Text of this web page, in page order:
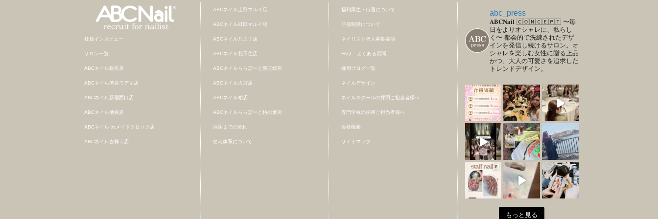
社員インタビュー
サロン一覧
ABCネイル銀座店
ABCネイル渋谷モディ店
ABCネイル新宿西口店
ABCネイル池袋店
ABCネイル カメイドクロック店
ABCネイル吉祥寺店
ABCネイル上野マルイ店
ABCネイル町田マルイ店
ABCネイル八王子店
ABCネイル北千住店
ABCネイルららぽーと新三郷店
ABCネイル大宮店
ABCネイル柏店
ABCネイルららぽーと柏の葉店
採用までの流れ
給与体系について
福利厚生・待遇について
研修制度について
ネイリスト求人募集要項
FAQ – よくある質問 –
採用ブログ一覧
ネイルデザイン
ネイルスクールの採用ご担当者様へ
専門学校の採用ご担当者様へ
会社概要
サイトマップ
abc_press
𝐀𝐁𝐂𝐍𝐚𝐢𝐥 🄲🄾🄽🄲🄴🄿🅃 〜毎
日をよりオシャレに、私らし
く〜 都会的で洗練されたデザ
インを発信し続けるサロン。オ
シャレを楽しむ女性に贈る上品
かつ、大人の可愛さを追求した
トレンドデザイン。
もっと見る